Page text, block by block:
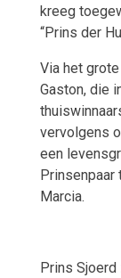
kreeg
“Prins der
Via het
Gaston, die
vervolgens
een
Marcia.
Prins